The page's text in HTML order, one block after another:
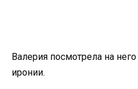
Валерия посмотрела на
иронии.